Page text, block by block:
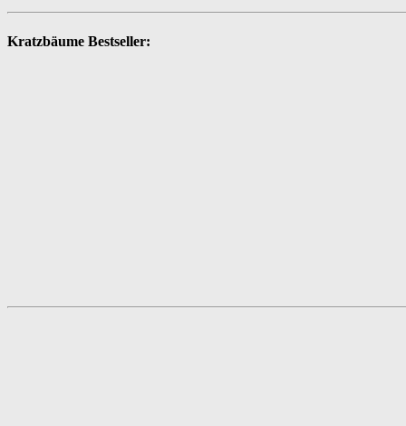
Kratzbäume Bestseller: